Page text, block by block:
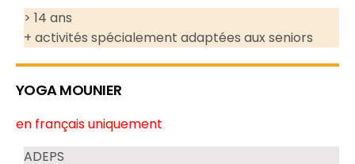
> 14 ans
+ activités spécialement adaptées aux seniors
YOGA MOUNIER
en français uniquement
ADEPS